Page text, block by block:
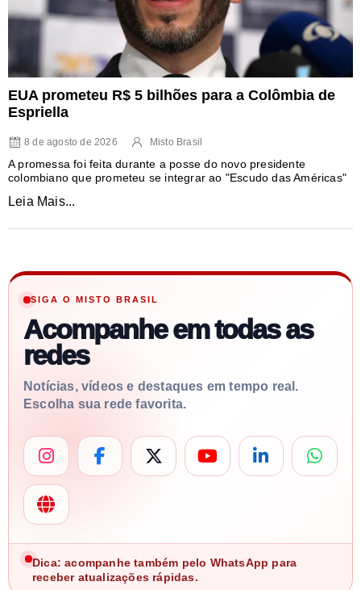
EUA prometeu R$ 5 bilhões para a Colômbia de
Espriella
8 de agosto de 2026 Misto Brasil
A promessa foi feita durante a posse do novo presidente
colombiano que prometeu se integrar ao "Escudo das Américas"
Leia Mais...
SIGA O MISTO BRASIL
Acompanhe em todas as
redes
Notícias, vídeos e destaques em tempo real.
Escolha sua rede favorita.
Dica: acompanhe também pelo WhatsApp para
receber atualizações rápidas.